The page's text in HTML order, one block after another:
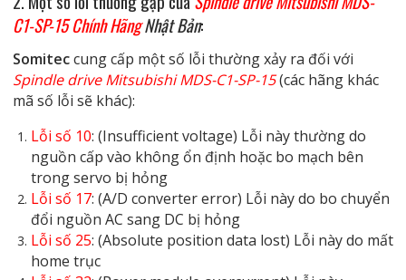
C1-SP-15 Chính HãngNhật Bản:
Somiteccung cấp một số lỗi thường xảy ra đối với
Spindle drive Mitsubishi MDS-C1-SP-15(các hãng khác
mã số lỗi sẽ khác):
Lỗi số 10: (Insufficient voltage) Lỗi này thường do
nguồn cấp vào không ổn định hoặc bo mạch bên
trong servo bị hỏng
Lỗi số 17: (A/D converter error) Lỗi này do bo chuyển
đổi nguồn AC sang DC bị hỏng
Lỗi số 25: (Absolute position data lost) Lỗi này do mất
home trục